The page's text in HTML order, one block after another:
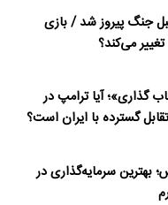
جنگ پیروز شد / بازی
می‌کند؟
گذاری»؛ آیا ترامپ در
گسترده با ایران است؟
بهترین سرمایه‌گذاری در